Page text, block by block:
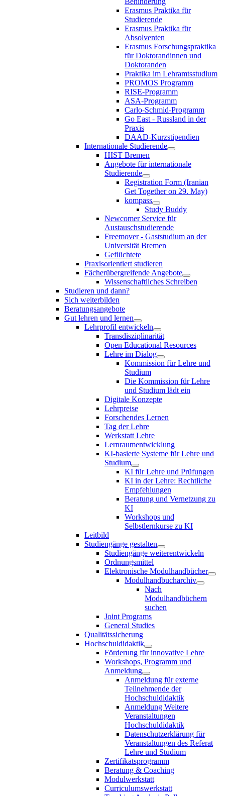
Erasmus Praktika für
Studierende
Erasmus Praktika für
Absolventen
Erasmus Forschungspraktika
für Doktorandinnen und
Doktoranden
Praktika im Lehramtsstudium
PROMOS Programm
RISE-Programm
ASA-Programm
Carlo-Schmid-Programm
Go East - Russland in der
Praxis
DAAD-Kurzstipendien
Internationale Studierende
HIST Bremen
Angebote für internationale
Studierende
Registration Form (Iranian
Get Together on 29. May)
kompass
Study Buddy
Newcomer Service für
Austauschstudierende
Freemover - Gaststudium an der
Universität Bremen
Geflüchtete
Praxisorientiert studieren
Fächerübergreifende Angebote
Wissenschaftliches Schreiben
Studieren und dann?
Sich weiterbilden
Beratungsangebote
Gut lehren und lernen
Lehrprofil entwickeln
Transdisziplinarität
Open Educational Resources
Lehre im Dialog
Kommission für Lehre und
Studium
Die Kommission für Lehre
und Studium lädt ein
Digitale Konzepte
Lehrpreise
Forschendes Lernen
Tag der Lehre
Werkstatt Lehre
Lernraumentwicklung
KI-basierte Systeme für Lehre und
Studium
KI für Lehre und Prüfungen
KI in der Lehre: Rechtliche
Empfehlungen
Beratung und Vernetzung zu
KI
Workshops und
Selbstlernkurse zu KI
Leitbild
Studiengänge gestalten
Studiengänge weiterentwickeln
Ordnungsmittel
Elektronische Modulhandbücher
Modulhandbucharchiv
Nach
Modulhandbüchern
suchen
Joint Programs
General Studies
Qualitätssicherung
Hochschuldidaktik
Förderung für innovative Lehre
Workshops, Programm und
Anmeldung
Anmeldung für externe
Teilnehmende der
Hochschuldidaktik
Anmeldung Weitere
Veranstaltungen
Hochschuldidaktik
Datenschutzerklärung für
Veranstaltungen des Referat
Lehre und Studium
Zertifikatsprogramm
Beratung & Coaching
Modulwerkstatt
Curriculumswerkstatt